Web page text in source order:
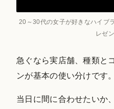
20～30代の女子が好きなハイブ
レゼ
急ぐなら実店舗、種類と
ンが基本の使い分けです。
当日に間に合わせたいか